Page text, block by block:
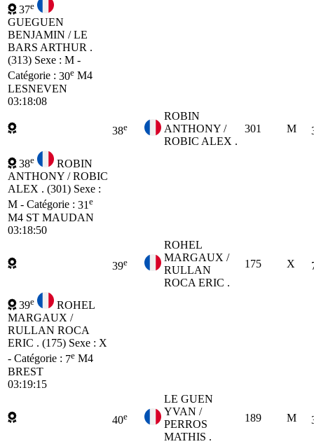
37e
GUEGUEN
BENJAMIN / LE
BARS ARTHUR .
(313) Sexe : M -
Catégorie : 30e M4
LESNEVEN
03:18:08
38e
ROBIN
ANTHONY /
ROBIC ALEX .
301 M
38e
ROBIN
ANTHONY / ROBIC
ALEX . (301) Sexe :
M - Catégorie : 31 e
M4 ST MAUDAN
03:18:50
39e
ROHEL
MARGAUX /
RULLAN
ROCA ERIC .
175 X
39e
ROHEL
MARGAUX /
RULLAN ROCA
ERIC . (175) Sexe : X
- Catégorie : 7e M4
BREST
03:19:15
40e
LE GUEN
YVAN /
PERROS
MATHIS .
189 M